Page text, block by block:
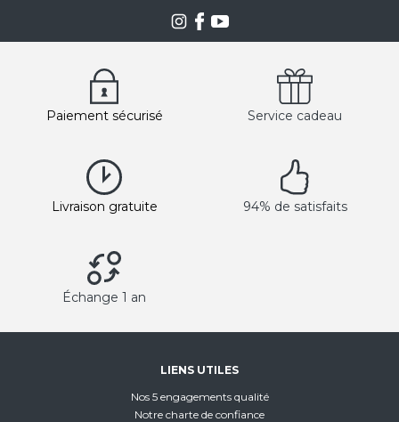
Paiement sécurisé Service cadeau
Livraison gratuite 94% de satisfaits
Échange 1 an
LIENS UTILES
Nos 5 engagements qualité
Notre charte de confiance